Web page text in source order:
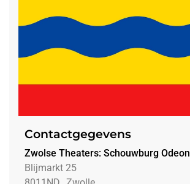
Contactgegevens
Zwolse Theaters: Schouwburg Odeon
Blijmarkt 25